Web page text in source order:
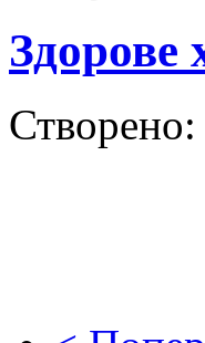
Здорове
Створено: